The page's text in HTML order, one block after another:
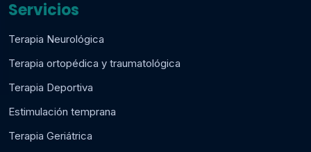
Servicios
Terapia Neurológica
Terapia ortopédica y traumatológica
Terapia Deportiva
Estimulación temprana
Terapia Geriátrica